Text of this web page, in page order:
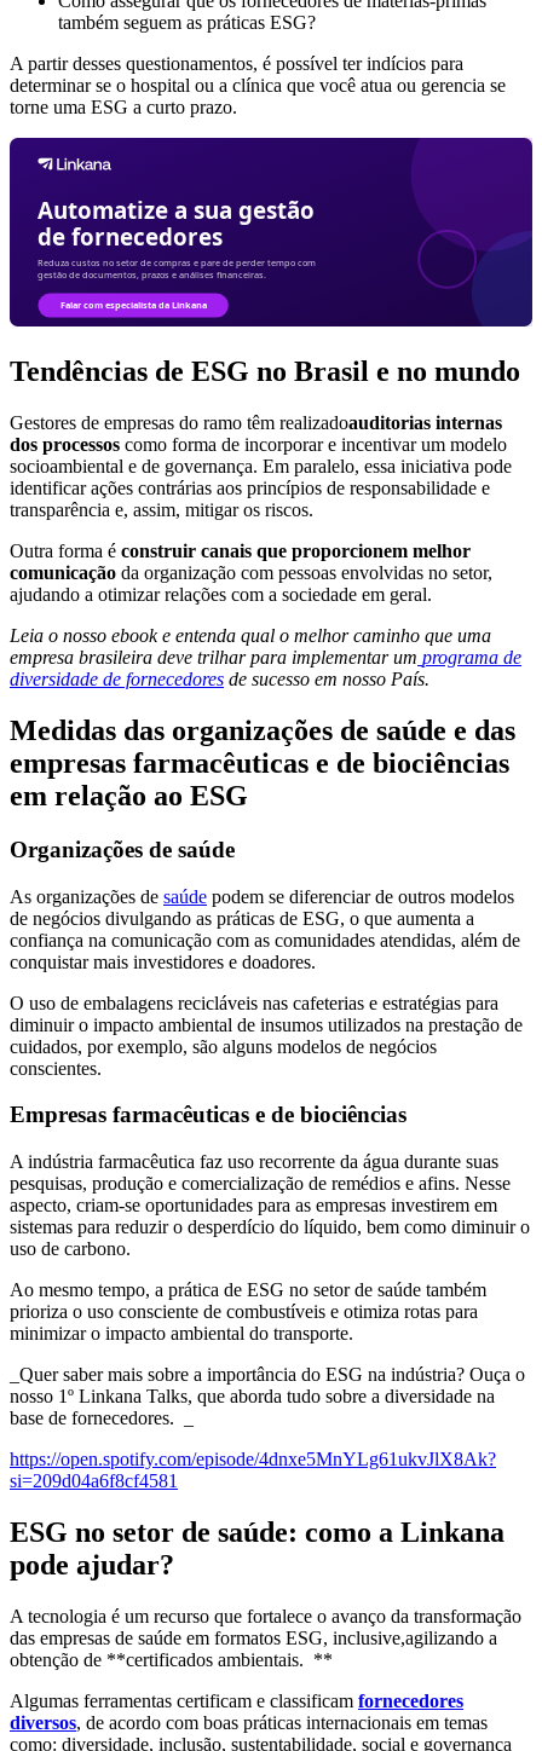
também seguem as práticas ESG?
A partir desses questionamentos, é possível ter indícios para
determinar se o hospital ou a clínica que você atua ou gerencia se
torne uma ESG a curto prazo.
Tendências de ESG no Brasil e no mundo
Gestores de empresas do ramo têm realizadoauditorias internas
dos processos como forma de incorporar e incentivar um modelo
socioambiental e de governança. Em paralelo, essa iniciativa pode
identificar ações contrárias aos princípios de responsabilidade e
transparência e, assim, mitigar os riscos.
Outra forma é construir canais que proporcionem melhor
comunicação da organização com pessoas envolvidas no setor,
ajudando a otimizar relações com a sociedade em geral.
Leia o nosso ebook e entenda qual o melhor caminho que uma
empresa brasileira deve trilhar para implementar um programa de
diversidade de fornecedores de sucesso em nosso País.
Medidas das organizações de saúde e das
empresas farmacêuticas e de biociências
em relação ao ESG
Organizações de saúde
As organizações de saúde podem se diferenciar de outros modelos
de negócios divulgando as práticas de ESG, o que aumenta a
confiança na comunicação com as comunidades atendidas, além de
conquistar mais investidores e doadores.
O uso de embalagens recicláveis nas cafeterias e estratégias para
diminuir o impacto ambiental de insumos utilizados na prestação de
cuidados, por exemplo, são alguns modelos de negócios
conscientes.
Empresas farmacêuticas e de biociências
A indústria farmacêutica faz uso recorrente da água durante suas
pesquisas, produção e comercialização de remédios e afins. Nesse
aspecto, criam-se oportunidades para as empresas investirem em
sistemas para reduzir o desperdício do líquido, bem como diminuir o
uso de carbono.
Ao mesmo tempo, a prática de ESG no setor de saúde também
prioriza o uso consciente de combustíveis e otimiza rotas para
minimizar o impacto ambiental do transporte.
_Quer saber mais sobre a importância do ESG na indústria? Ouça o
nosso 1º Linkana Talks, que aborda tudo sobre a diversidade na
base de fornecedores. _
https://open.spotify.com/episode/4dnxe5MnYLg61ukvJlX8Ak?
si=209d04a6f8cf4581
ESG no setor de saúde: como a Linkana
pode ajudar?
A tecnologia é um recurso que fortalece o avanço da transformação
das empresas de saúde em formatos ESG, inclusive,agilizando a
obtenção de **certificados ambientais. **
Algumas ferramentas certificam e classificam fornecedores
diversos, de acordo com boas práticas internacionais em temas
como: diversidade, inclusão, sustentabilidade, social e governança